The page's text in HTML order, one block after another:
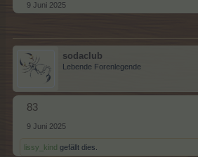
9 Juni 2025
sodaclub
Lebende Forenlegende
83
9 Juni 2025
lissy_kind gefällt dies.